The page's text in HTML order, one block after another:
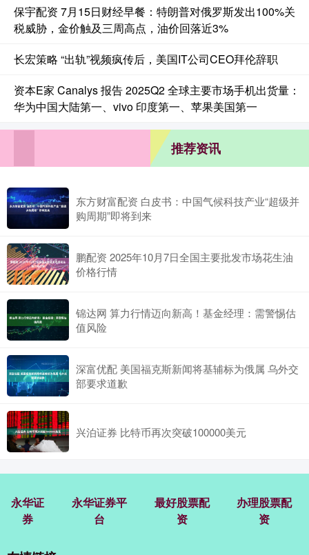
保宇配资 7月15日财经早餐：特朗普对俄罗斯发出100%关
税威胁，金价触及三周高点，油价回落近3%
长宏策略 “出轨”视频疯传后，美国IT公司CEO拜伦辞职
资本E家 Canalys 报告 2025Q2 全球主要市场手机出货量：
华为中国大陆第一、vivo 印度第一、苹果美国第一
推荐资讯
东方财富配资 白皮书：中国气候科技产业“超级并
购周期”即将到来
鹏配资 2025年10月7日全国主要批发市场花生油
价格行情
锦达网 算力行情迈向新高！基金经理：需警惕估
值风险
深富优配 美国福克斯新闻将基辅标为俄属 乌外交
部要求道歉
兴泊证券 比特币再次突破100000美元
永华证
券
永华证券平
台
最好股票配
资
办理股票配
资